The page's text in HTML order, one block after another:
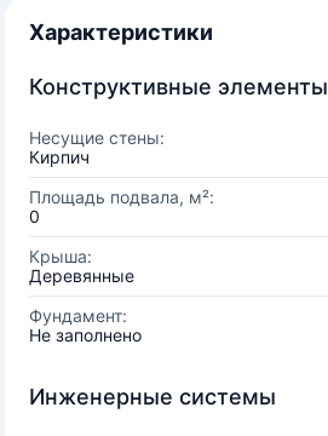
Характеристики
Конструктивные элементы
Несущие стены:
Кирпич
Площадь подвала, м²:
0
Крыша:
Деревянные
Фундамент:
Не заполнено
Инженерные системы